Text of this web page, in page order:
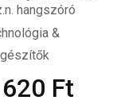
hangszóró
&
Ft